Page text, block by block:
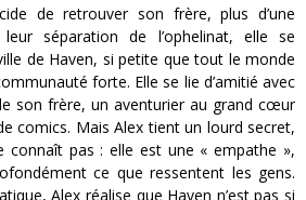
de retrouver son frère, plus d’une
leur séparation de l’ophelinat, elle se
de Haven, si petite que tout le monde
forte. Elle se lie d’amitié avec
son frère, un aventurier au grand cœur
comics. Mais Alex tient un lourd secret,
connaît pas : elle est une « empathe »,
ce que ressentent les gens.
Alex réalise que Haven n’est pas si